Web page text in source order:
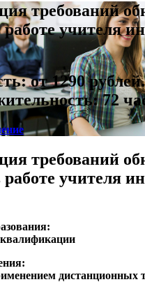
требований
учителя
от 1290 рублей.
72
требований
учителя
дистанционных